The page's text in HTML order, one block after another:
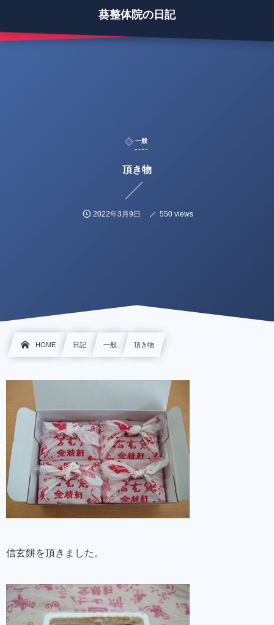
葵整体院の日記
一般
頂き物
2022年3月9日 550 views
HOME 日記 一般 頂き物
信玄餅を頂きました。